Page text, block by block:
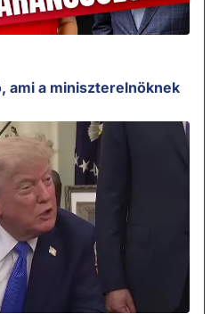
ami a miniszterelnöknek